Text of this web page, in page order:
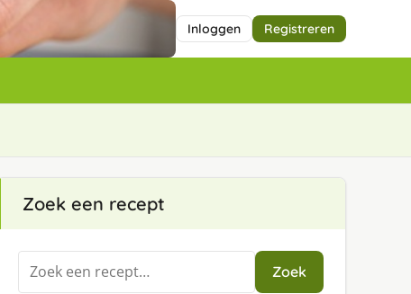
Inloggen Registreren
Zoek een recept
Zoeken
naar:
Zoek